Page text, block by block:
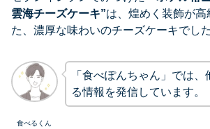
雲海チーズケーキ”は、煌めく装飾が高
た、濃厚な味わいのチーズケーキでし
食べるくん
「食べぽんちゃん」では
る情報を発信しています。